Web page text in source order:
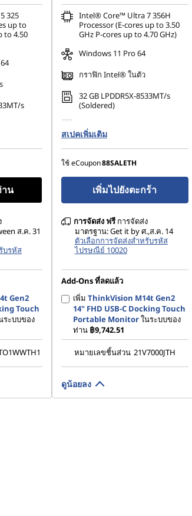
325
up to
to 4.50
s
PCIe
น
ส.ค. 31
บรหัส
Gen2
Touch
ระบบของ
Intel® Core™ Ultra 7 356H
Processor (E-cores up to 3.50
GHz P-cores up to 4.70 GHz)
Windows 11 Pro 64
กราฟิก Intel® ในตัว
32 GB LPDDR5X-8533MT/s
(Soldered)
Performance TLC Opal
สเปคเพิ่มเติม
ใช้ eCoupon88SALETH
เพิ่มไปยังตะกร้า
การจัดส่ง ฟรีการจัดส่ง
มาตรฐาน: Get it by ศ.,ส.ค. 14
ตัวเลือกการจัดส่งสำหรับรหัส
ไปรษณีย์ 10020
Add-Ons ที่ลดแล้ว
เพิ่ม ThinkVision M14t Gen2
14" FHD USB-C Docking Touch
Portable Monitorในระบบของ
ท่าน ฿9,742.51
หมายเลขชิ้นส่วน 21V7000JTH
ดูน้อยลง